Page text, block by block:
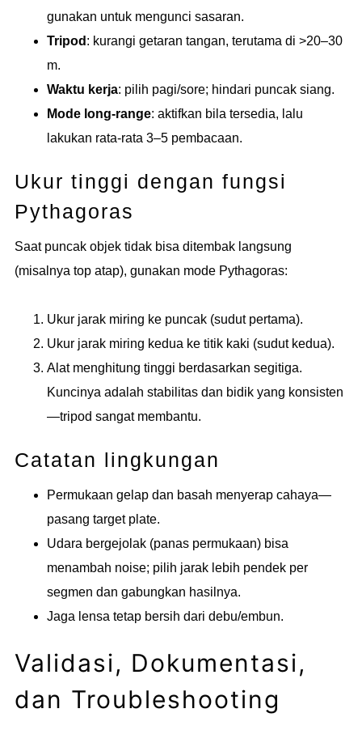
gunakan untuk mengunci sasaran.
Tripod : kurangi getaran tangan, terutama di >20–30
m.
Waktu kerja: pilih pagi/sore; hindari puncak siang.
Mode long-range: aktifkan bila tersedia, lalu
lakukan rata-rata 3–5 pembacaan.
Ukur tinggi dengan fungsi
Pythagoras
Saat puncak objek tidak bisa ditembak langsung
(misalnya top atap), gunakan mode Pythagoras:
Ukur jarak miring ke puncak (sudut pertama).
Ukur jarak miring kedua ke titik kaki (sudut kedua).
Alat menghitung tinggi berdasarkan segitiga.
Kuncinya adalah stabilitas dan bidik yang konsisten
—tripod sangat membantu.
Catatan lingkungan
Permukaan gelap dan basah menyerap cahaya—
pasang target plate.
Udara bergejolak (panas permukaan) bisa
menambah noise; pilih jarak lebih pendek per
segmen dan gabungkan hasilnya.
Jaga lensa tetap bersih dari debu/embun.
Validasi, Dokumentasi,
dan Troubleshooting